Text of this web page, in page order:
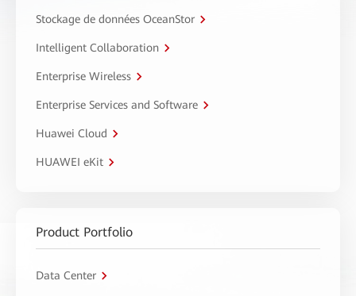
Stockage de données OceanStor
Intelligent Collaboration
Enterprise Wireless
Enterprise Services and Software
Huawei Cloud
HUAWEI eKit
Product Portfolio
Data Center